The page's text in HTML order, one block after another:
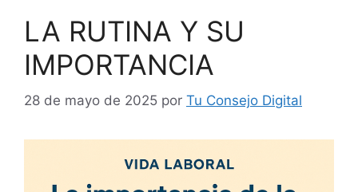
LA RUTINA Y SU
IMPORTANCIA
28 de mayo de 2025 por Tu Consejo Digital